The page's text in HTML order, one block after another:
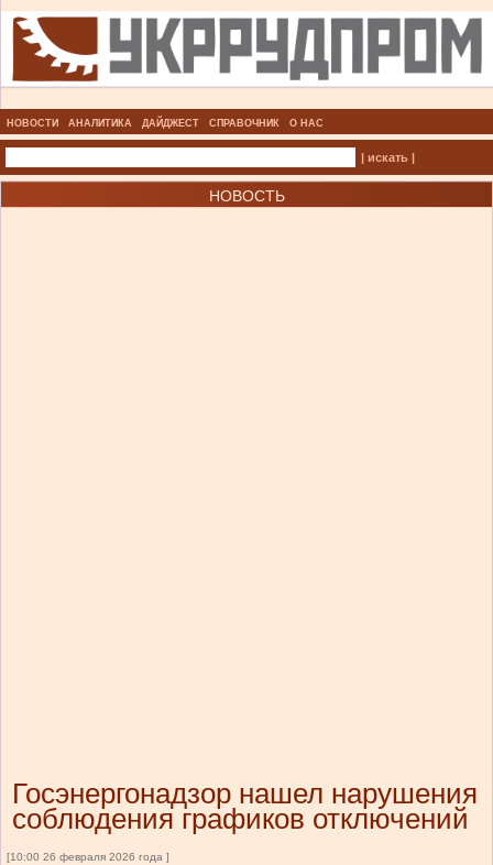
НОВОСТИ АНАЛИТИКА ДАЙДЖЕСТ СПРАВОЧНИК О НАС
| искать |
НОВОСТЬ
Госэнергонадзор нашел нарушения
соблюдения графиков отключений
[10:00 26 февраля 2026 года ]